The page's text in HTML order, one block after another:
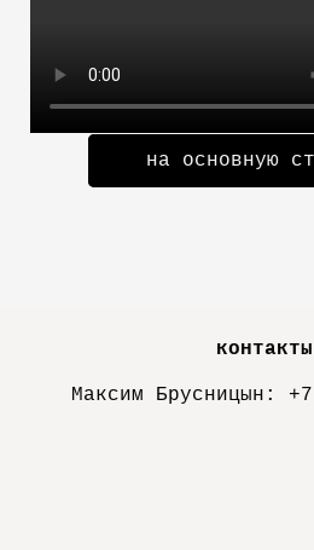
на основную
Максим Брусницын: